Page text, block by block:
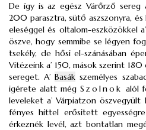
De így is az egész Várőrző
200 parasztra, sütő aszszonyra,
eleséggel és oltalom-eszközökkel
öszve, hogy semmibe se légyen
tsekély, de hősi el-szánásában
Vitézeink a’ 150, mások szerint
sereget. A’Basák személyes
igérete alatt még Szolnok alól
leveleket a’ Várpiatzon
fényes hittel erősitett
érkeznék levél, azt bontatlan